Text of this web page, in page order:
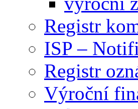
Registr
ISP –
Registr
Výroční